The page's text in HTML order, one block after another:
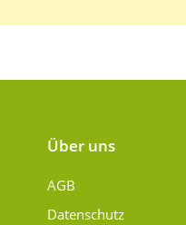
Über uns
AGB
Datenschutz